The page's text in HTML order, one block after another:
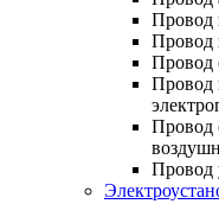
Провод
Провод
Провод
Провод
Провод
Провод